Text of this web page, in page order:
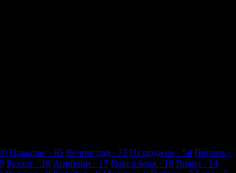
Поморие · 85 Велинград · 73 Пазарджик · 54 Перник ·
Разлог · 18 Априлци · 17 Павел баня · 16 Враца · 14